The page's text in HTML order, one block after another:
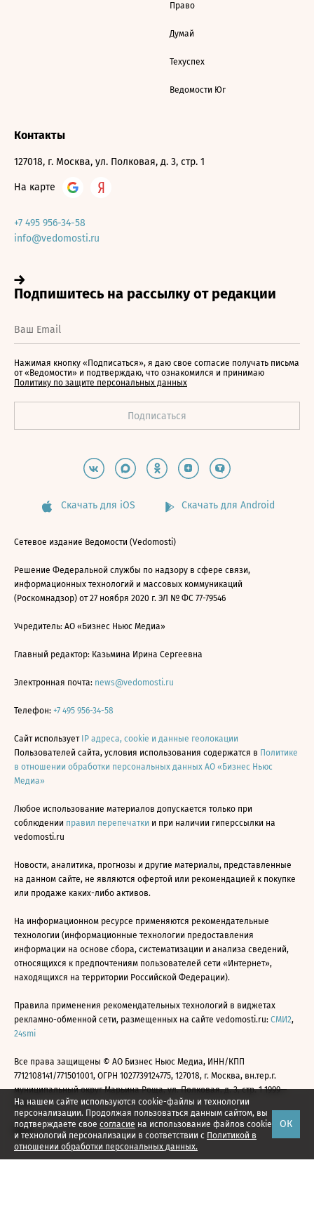
На нашем сайте используются cookie-файлы и технологии
персонализации. Продолжая пользоваться данным сайтом, вы
подтверждаете свое согласие на использование файлов cookie
и технологий персонализации в соответствии с Политикой в
отношении обработки персональных данных.
ОК
Право
Думай
Техуспех
Ведомости Юг
Контакты
127018, г. Москва, ул. Полковая, д. 3, стр. 1
На карте
+7 495 956-34-58
info@vedomosti.ru
Нажимая кнопку «Подписаться», я даю свое согласие получать письма
от «Ведомости» и подтверждаю, что ознакомился и принимаю
Политику по защите персональных данных
Скачать для iOS Скачать для Android
Сетевое издание Ведомости (Vedomosti)
Решение Федеральной службы по надзору в сфере связи,
информационных технологий и массовых коммуникаций
(Роскомнадзор) от 27 ноября 2020 г. ЭЛ № ФС 77-79546
Учредитель: АО «Бизнес Ньюс Медиа»
Главный редактор: Казьмина Ирина Сергеевна
Электронная почта: news@vedomosti.ru
Телефон: +7 495 956-34-58
Сайт использует IP адреса, cookie и данные геолокации
Пользователей сайта, условия использования содержатся в Политике
в отношении обработки персональных данных АО «Бизнес Ньюс
Медиа»
Любое использование материалов допускается только при
соблюдении правил перепечатки и при наличии гиперссылки на
vedomosti.ru
Новости, аналитика, прогнозы и другие материалы, представленные
на данном сайте, не являются офертой или рекомендацией к покупке
или продаже каких-либо активов.
На информационном ресурсе применяются рекомендательные
технологии (информационные технологии предоставления
информации на основе сбора, систематизации и анализа сведений,
относящихся к предпочтениям пользователей сети «Интернет»,
находящихся на территории Российской Федерации).
Правила применения рекомендательных технологий в виджетах
рекламно-обменной сети, размещенных на сайте vedomosti.ru: СМИ2,
24smi
Все права защищены © АО Бизнес Ньюс Медиа, ИНН/КПП
7712108141/771501001, ОГРН 1027739124775, 127018, г. Москва, вн.тер.г.
муниципальный округ Марьина Роща, ул. Полковая, д. 3, стр. 1 1999—
2026